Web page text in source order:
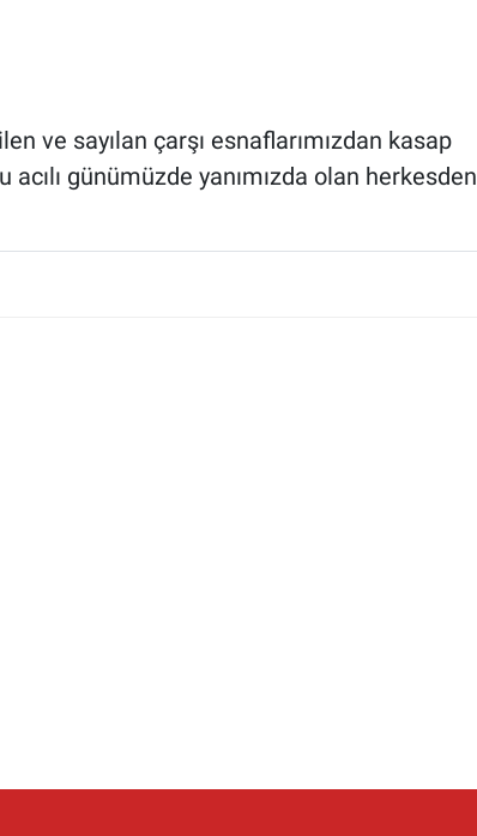
ve sayılan çarşı esnaflarımızdan kasap
günümüzde yanımızda olan herkesden